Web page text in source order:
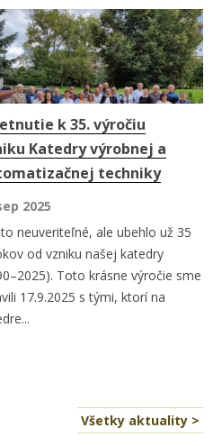
k 35. výročiu
Katedry výrobnej a
techniky
2025
neuveriteľné, ale ubehlo už 35
od vzniku našej katedry
Toto krásne výročie sme
17.9.2025 s tými, ktorí na
Všetky aktuality >